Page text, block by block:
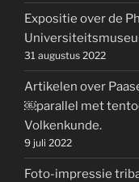
Expositie over de
31 augustus 2022
Artikelen over
￼parallel met
Volkenkunde.
9 juli 2022
Foto-impressie